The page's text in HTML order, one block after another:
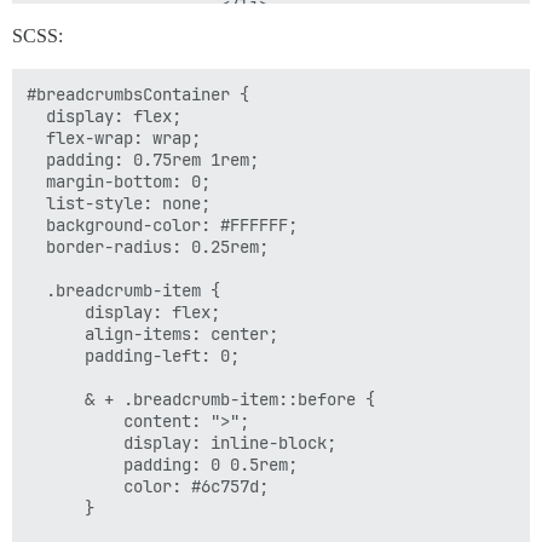
                    </li>
                    <li class="breadcrumb-item">
                        <a href="/">Community</a>
                `);
            }
        };
        resetBreadcrumbs();
        if (url.includes('/c/')) {
            // If on a category page
            $.ajax({
                type: "GET",
url: `/c/${categorySlugOrId}/
if (response &&
const categoryTitle =
<li class="breadcrumb-
                                ${categoryTitle}
                            </li>
SCSS:
#breadcrumbsContainer {
  display: flex;
  flex-wrap: wrap;
  padding: 0.75rem 1rem;
  margin-bottom: 0;
  list-style: none;
  background-color: #FFFFFF;
  border-radius: 0.25rem;
  .breadcrumb-item {
      display: flex;
      align-items: center;
      padding-left: 0;
      & + .breadcrumb-item::before {
          content: ">";
          display: inline-block;
          padding: 0 0.5rem;
          color: #6c757d;
      }